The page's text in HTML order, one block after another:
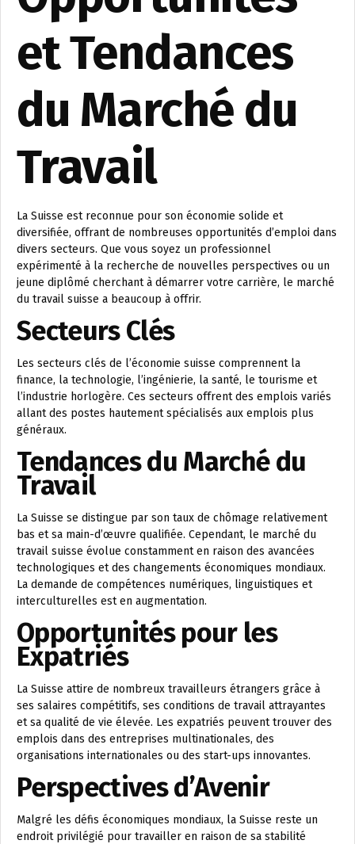
et Tendances
du Marché du
Travail
La Suisse est reconnue pour son économie solide et
diversifiée, offrant de nombreuses opportunités d’emploi dans
divers secteurs. Que vous soyez un professionnel
expérimenté à la recherche de nouvelles perspectives ou un
jeune diplômé cherchant à démarrer votre carrière, le marché
du travail suisse a beaucoup à offrir.
Secteurs Clés
Les secteurs clés de l’économie suisse comprennent la
finance, la technologie, l’ingénierie, la santé, le tourisme et
l’industrie horlogère. Ces secteurs offrent des emplois variés
allant des postes hautement spécialisés aux emplois plus
généraux.
Tendances du Marché du
Travail
La Suisse se distingue par son taux de chômage relativement
bas et sa main-d’œuvre qualifiée. Cependant, le marché du
travail suisse évolue constamment en raison des avancées
technologiques et des changements économiques mondiaux.
La demande de compétences numériques, linguistiques et
interculturelles est en augmentation.
Opportunités pour les
Expatriés
La Suisse attire de nombreux travailleurs étrangers grâce à
ses salaires compétitifs, ses conditions de travail attrayantes
et sa qualité de vie élevée. Les expatriés peuvent trouver des
emplois dans des entreprises multinationales, des
organisations internationales ou des start-ups innovantes.
Perspectives d’Avenir
Malgré les défis économiques mondiaux, la Suisse reste un
endroit privilégié pour travailler en raison de sa stabilité